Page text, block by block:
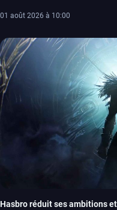
01 août 2026 à 10:00
Hasbro réduit ses ambitions